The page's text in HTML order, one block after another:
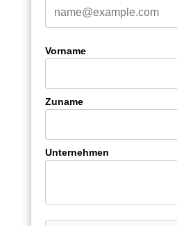
Vorname
Zuname
Unternehmen